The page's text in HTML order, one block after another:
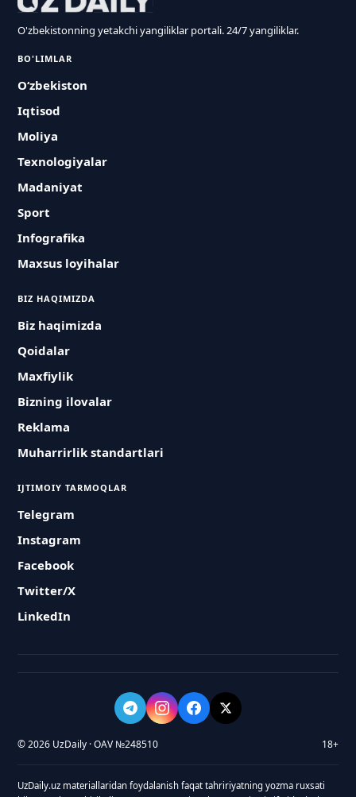
O'zbekistonning yetakchi yangiliklar portali. 24/7 yangiliklar.
BO'LIMLAR
O‘zbekiston
Iqtisod
Moliya
Texnologiyalar
Madaniyat
Sport
Infografika
Maxsus loyihalar
BIZ HAQIMIZDA
Biz haqimizda
Qoidalar
Maxfiylik
Bizning ilovalar
Reklama
Muharrirlik standartlari
IJTIMOIY TARMOQLAR
Telegram
Instagram
Facebook
Twitter/X
LinkedIn
© 2026 UzDaily · OAV №248510 18+
UzDaily.uz materiallaridan foydalanish faqat tahririyatning yozma ruxsati